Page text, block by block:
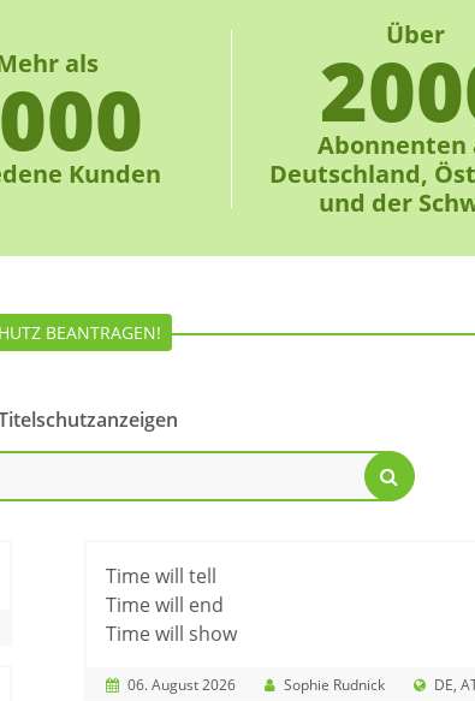
als
Kunden
Über
Abonnenten
Deutschland,
und der
BEANTRAGEN!
Time will tell
Time will end
Time will show
06. August 2026 Sophie Rudnick DE